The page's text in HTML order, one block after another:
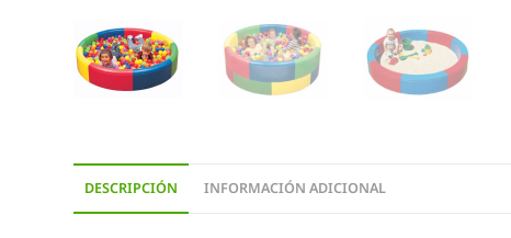
DESCRIPCIÓN INFORMACIÓN ADICIONAL